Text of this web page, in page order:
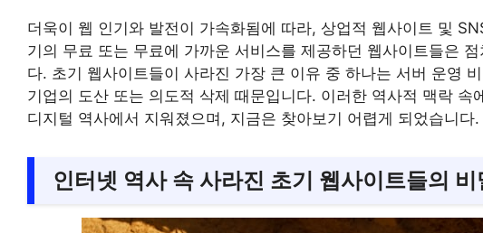
더욱이 웹 인기와 발전이 가속화됨에 따라, 상업적 웹사이트 및
기의 무료 또는 무료에 가까운 서비스를 제공하던 웹사이트들은
다. 초기 웹사이트들이 사라진 가장 큰 이유 중 하나는 서버 운영
기업의 도산 또는 의도적 삭제 때문입니다. 이러한 역사적 맥락 속
디지털 역사에서 지워졌으며, 지금은 찾아보기 어렵게 되었습니다.
인터넷 역사 속 사라진 초기 웹사이트들의 비